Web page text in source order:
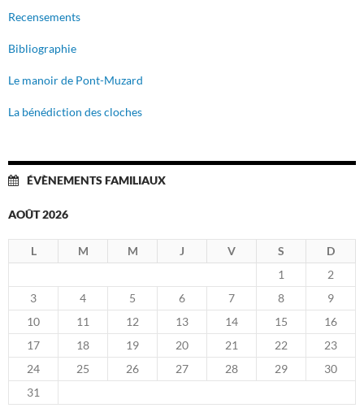
Recensements
Bibliographie
Le manoir de Pont-Muzard
La bénédiction des cloches
ÉVÈNEMENTS FAMILIAUX
AOÛT 2026
L M M J V S
D
1
2
3
4 5 6 7 8
9
10
11 12 13 14 15
16
17
18 19 20 21 22
23
24
25 26 27 28 29
30
31